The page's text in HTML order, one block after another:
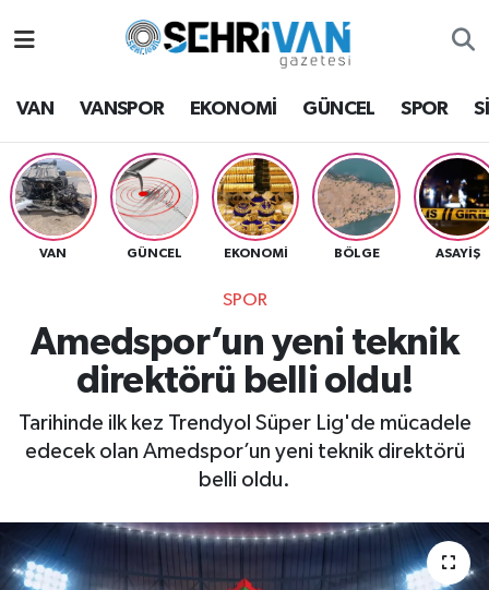
VAN VANSPOR EKONOMİ GÜNCEL SPOR
VAN GÜNCEL EKONOMİ BÖLGE ASAYİŞ
SPOR
Amedspor’un yeni teknik
direktörü belli oldu!
Tarihinde ilk kez Trendyol Süper Lig'de mücadele
edecek olan Amedspor’un yeni teknik direktörü
belli oldu.
Van Hava Durumu
VAN Namaz Vakitleri
Van Trafik Yoğunluk Haritası
Süper Lig Puan Durumu ve Fikstür
Tüm Manşetler
Son Dakika Haberleri